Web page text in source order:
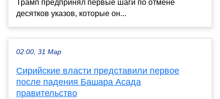
Трамп предпринял первые шаги по отмене
десятков указов, которые он...
02:00, 31 Мар
Сирийские власти представили первое
после падения Башара Асада
правительство